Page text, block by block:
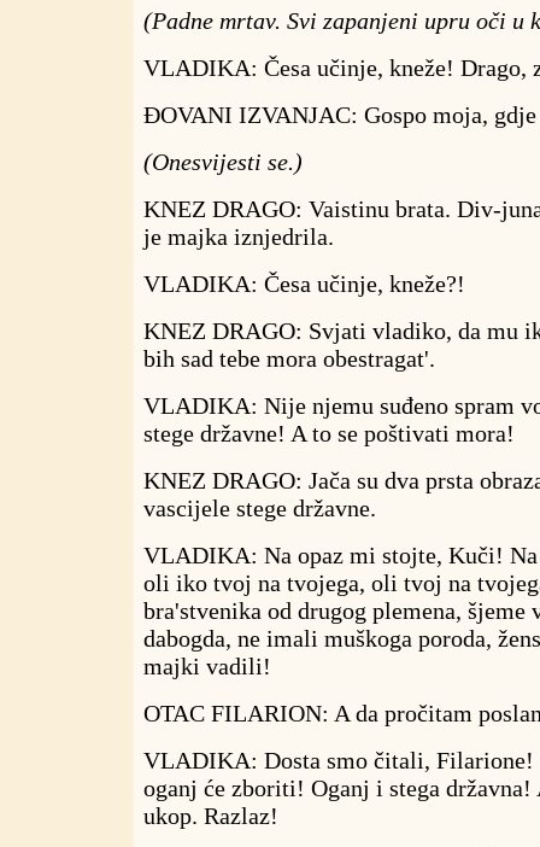
(Padne mrtav. Svi zapanjeni upru oči u
VLADIKA: Česa učinje, kneže! Drago,
ĐOVANI IZVANJAC: Gospo moja,
(Onesvijesti se.)
KNEZ DRAGO: Vaistinu brata. Div-
je majka iznjedrila.
VLADIKA: Česa učinje, kneže?!
KNEZ DRAGO: Svjati vladiko, da mu
bih sad tebe mora obestragat'.
VLADIKA: Nije njemu suđeno spram
stege državne! A to se poštivati mora!
KNEZ DRAGO: Jača su dva prsta
vascijele stege državne.
VLADIKA: Na opaz mi stojte, Kuči!
oli iko tvoj na tvojega, oli tvoj na
bra'stvenika od drugog plemena, šjeme
dabogda, ne imali muškoga poroda,
majki vadili!
OTAC FILARION: A da pročitam
VLADIKA: Dosta smo čitali, Filarione!
oganj će zboriti! Oganj i stega državna!
ukop. Razlaz!